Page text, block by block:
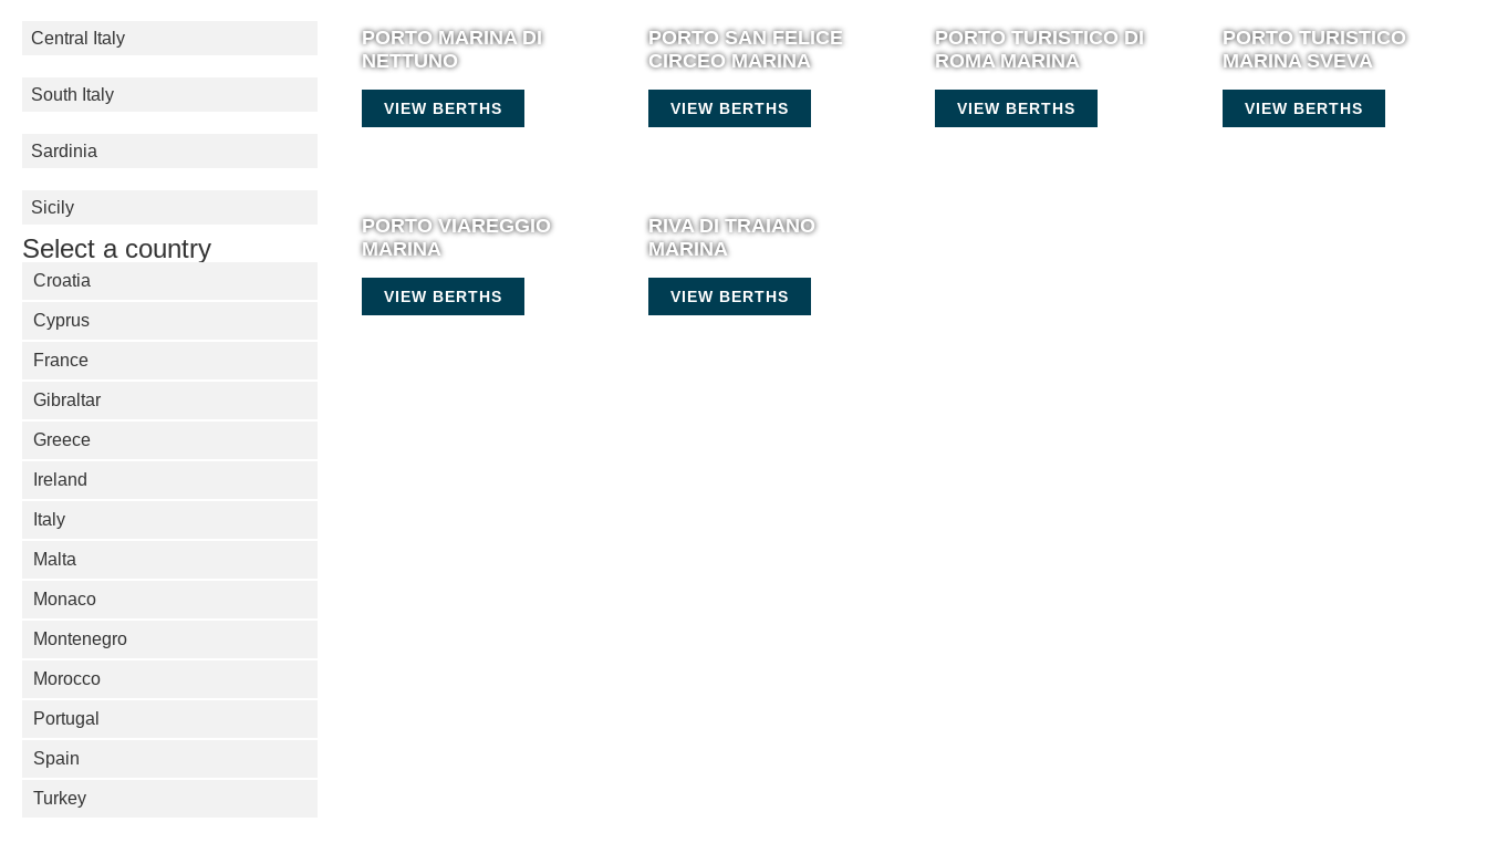
Central Italy
South Italy
Sardinia
Sicily
Select a country
Croatia
Cyprus
France
Gibraltar
Greece
Ireland
Italy
Malta
Monaco
Montenegro
Morocco
Portugal
Spain
Turkey
PORTO MARINA DI
NETTUNO
VIEW BERTHS
PORTO SAN FELICE
CIRCEO MARINA
VIEW BERTHS
PORTO TURISTICO DI
ROMA MARINA
VIEW BERTHS
PORTO TURISTICO
MARINA SVEVA
VIEW BERTHS
PORTO VIAREGGIO
MARINA
VIEW BERTHS
RIVA DI TRAIANO
MARINA
VIEW BERTHS